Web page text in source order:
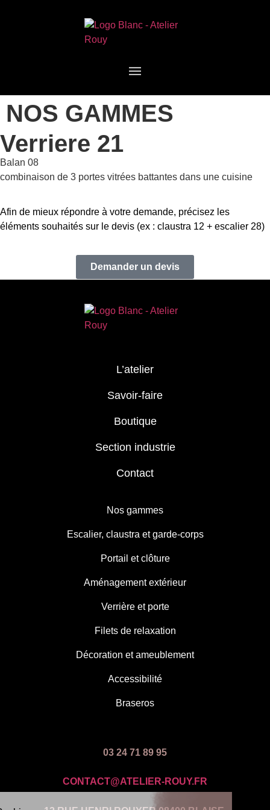
NOS GAMMES
Verriere 21
Balan 08
combinaison de 3 portes vitrées battantes dans une cuisine
Afin de mieux répondre à votre demande, précisez les
éléments souhaités sur le devis (ex : claustra 12 + escalier 28)
Demander un devis
L’atelier
Savoir-faire
Boutique
Section industrie
Contact
Nos gammes
Escalier, claustra et garde-corps
Portail et clôture
Aménagement extérieur
Verrière et porte
Filets de relaxation
Décoration et ameublement
Accessibilité
Braseros
03 24 71 89 95
CONTACT@ATELIER-ROUY.FR